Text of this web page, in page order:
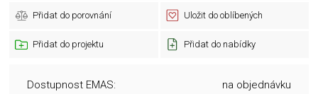
Přidat do porovnání Uložit do oblíbených
Přidat do projektu Přidat do nabídky
Dostupnost EMAS: na objednávku